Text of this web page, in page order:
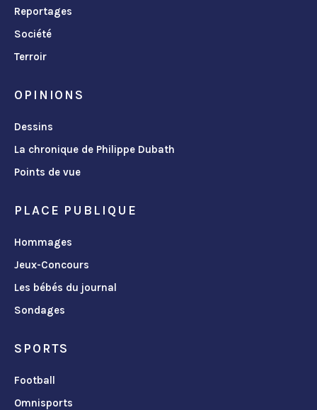
Reportages
Société
Terroir
OPINIONS
Dessins
La chronique de Philippe Dubath
Points de vue
PLACE PUBLIQUE
Hommages
Jeux-Concours
Les bébés du journal
Sondages
SPORTS
Football
Omnisports